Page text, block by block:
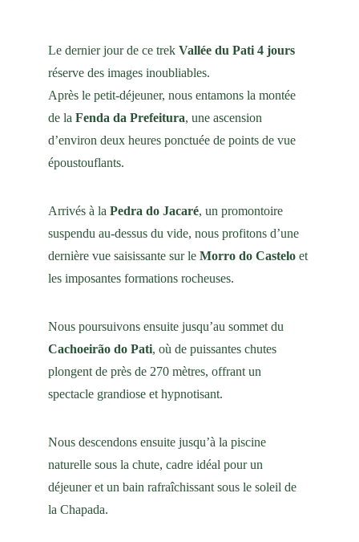
Le dernier jour de ce trek Vallée du Pati 4 jours
réserve des images inoubliables.
Après le petit-déjeuner, nous entamons la montée
de la Fenda da Prefeitura, une ascension
d’environ deux heures ponctuée de points de vue
époustouflants.
Arrivés à la Pedra do Jacaré, un promontoire
suspendu au-dessus du vide, nous profitons d’une
dernière vue saisissante sur le Morro do Castelo et
les imposantes formations rocheuses.
Nous poursuivons ensuite jusqu’au sommet du
Cachoeirão do Pati, où de puissantes chutes
plongent de près de 270 mètres, offrant un
spectacle grandiose et hypnotisant.
Nous descendons ensuite jusqu’à la piscine
naturelle sous la chute, cadre idéal pour un
déjeuner et un bain rafraîchissant sous le soleil de
la Chapada.